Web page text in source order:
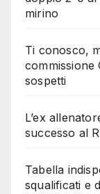
mirino
Ti conosco,
commissione
sospetti
L’ex
successo al
Tabella
squalificati e